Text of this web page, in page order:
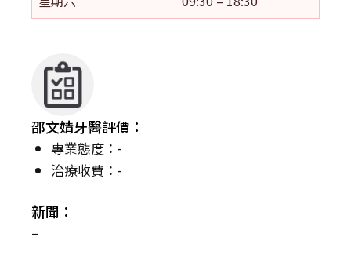
邵文婧牙醫評價：
專業態度：-
治療收費：-
新聞：
–